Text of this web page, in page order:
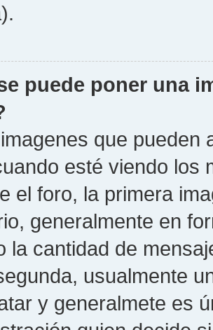
puede poner una
que pueden
esté viendo los
el foro, la primera
generalmente en
la cantidad de
usualmente
y generalmete es